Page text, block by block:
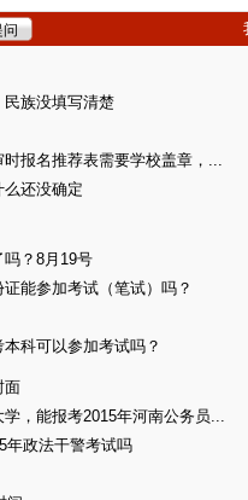
问
民族没填写清楚
报名推荐表需要学校盖章，...
还没确定
？8月19号
能参加考试（笔试）吗？
科可以参加考试吗？
面
，能报考2015年河南公务员...
年政法干警考试吗